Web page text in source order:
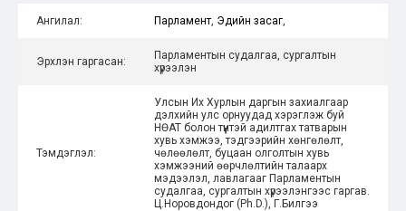
Ангилал: Парламент Эдийн засаг
Эрхлэн гаргасан:
Парламентын судалгаа, сургалтын
хүрээлэн
Тэмдэглэл:
Улсын Их Хурлын даргын захиалгаар
дэлхийн улс орнуудад хэрэглэж буй
НӨАТ болон түүнтэй адилтгах татварын
хувь хэмжээ, тэдгээрийн хөнгөлөлт,
чөлөөлөлт, буцаан олголтын хувь
хэмжээний өөрчлөлтийн талаарх
мэдээлэл, лавлагааг Парламентын
судалгаа, сургалтын хүрээлэнгээс гаргав.
Ц.Норовдондог (Ph.D.), Г.Билгээ